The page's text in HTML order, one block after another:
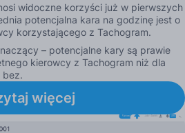
widoczne korzyści już w pierwszych
potencjalna kara na godzinę jest o
korzystającego z Tachogram.
– potencjalne kary są prawie
kierowcy z Tachogram niż dla
bez.
więcej